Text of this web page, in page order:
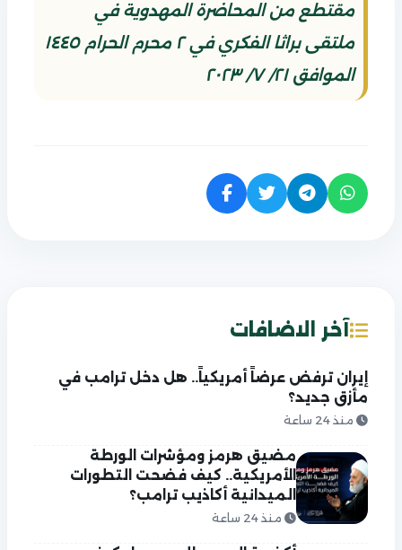
مقتطع من المحاضرة المهدوية في
ملتقى براثا الفكري في ٢ محرم الحرام ١٤٤٥
الموافق ٢١/ ٧/ ٢٠٢٣
آخر الاضافات
إيران ترفض عرضاً أمريكياً.. هل دخل ترامب في
مأزق جديد؟
منذ 24 ساعة
مضيق هرمز ومؤشرات الورطة
الأمريكية.. كيف فضحت التطورات
الميدانية أكاذيب ترامب؟
منذ 24 ساعة